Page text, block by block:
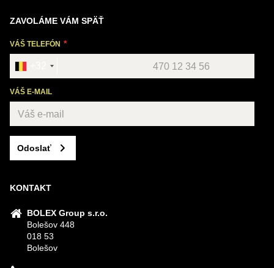
ZAVOLÁME VÁM SPÄŤ
VÁŠ TELEFÓN
VÁŠ E-MAIL
Odoslať
KONTAKT
BOLEX Group s.r.o.
Bolešov 448
018 53
Bolešov